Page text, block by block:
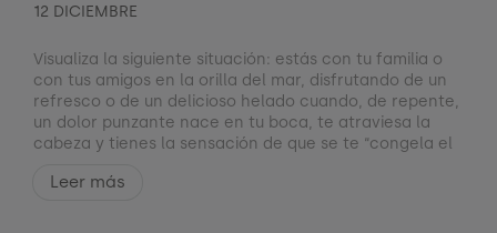
12 DICIEMBRE
Visualiza la siguiente situación: estás con tu familia o
con tus amigos en la orilla del mar, disfrutando de un
refresco o de un delicioso helado cuando, de repente,
un dolor punzante nace en tu boca, te atraviesa la
cabeza y tienes la sensación de que se te “congela el
Leer más